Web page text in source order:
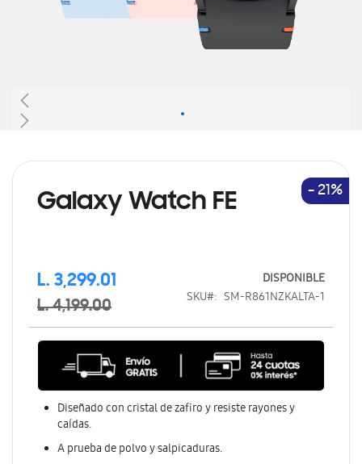
Galaxy Watch FE
L. 3,299.01
L. 4,199.00
- 21%
DISPONIBLE
SKU
SM-R861NZKALTA-1
Diseñado con cristal de zafiro y resiste rayones y
caídas.
A prueba de polvo y salpicaduras.
comienzo